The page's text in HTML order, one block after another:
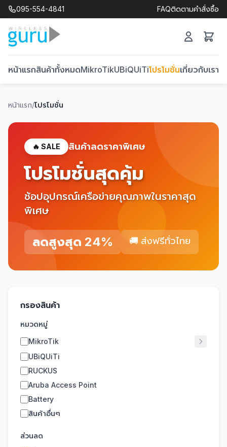
095-554-4841 FAQติดตามคำสั่งซื้อ
หน้าแรกสินค้าทั้งหมดMikroTikUBiQUiTiโปรโมชั่นเกี่ยวกับเรา
หน้าแรก/โปรโมชั่น
🔥 SALE สินค้าลดราคาพิเศษ
โปรโมชั่นสุดคุ้ม
ช้อปอุปกรณ์เครือข่ายคุณภาพในราคาสุด
พิเศษ
ลดสูงสุด 24% 🚚 ส่งฟรีทั่วไทย
กรองสินค้า
หมวดหมู่
MikroTik
UBiQUiTi
RUCKUS
Aruba Access Point
Battery
สินค้าอื่นๆ
ส่วนลด